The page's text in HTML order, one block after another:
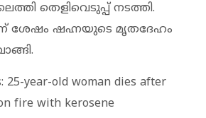
തെളിവെടുപ്പ് നടത്തി.
ശേഷം ഷഹ്നയുടെ മൃതദേഹം
25-year-old woman dies after
fire with kerosene